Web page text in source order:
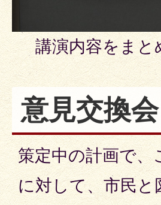
講演内容をま
意見交換会
策定中の計画で、
に対して、市民